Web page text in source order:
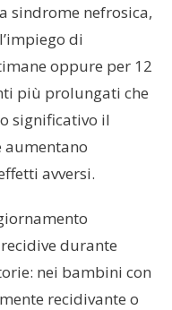
sindrome nefrosica,
di
oppure per 12
più prolungati che
significativo il
aumentano
avversi.
durante
nei bambini con
recidivante o